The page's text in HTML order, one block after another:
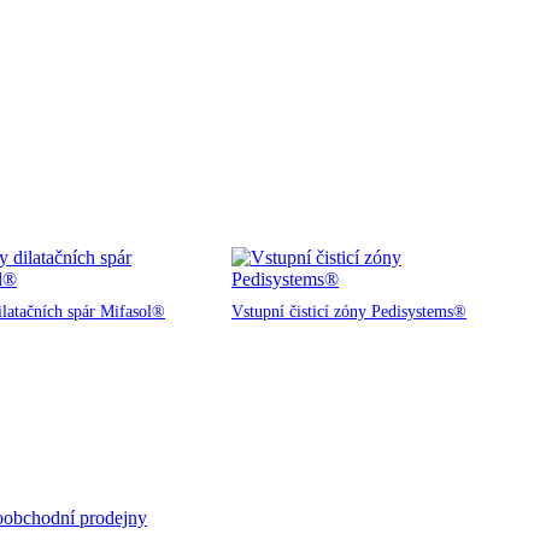
spár Mifasol® Vstupní čisticí zóny Pedisystems®